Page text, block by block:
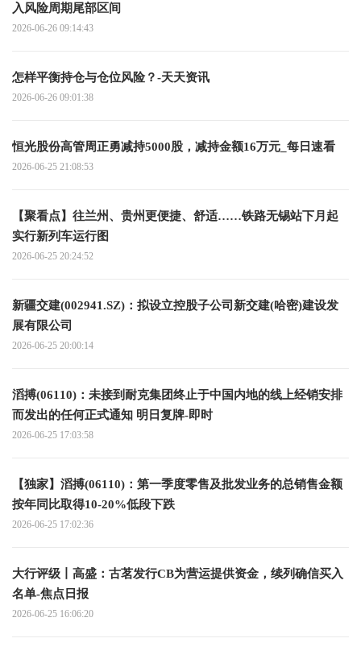
入风险周期尾部区间
2026-06-26 09:14:43
怎样平衡持仓与仓位风险？-天天资讯
2026-06-26 09:01:38
恒光股份高管周正勇减持5000股，减持金额16万元_每日速看
2026-06-25 21:08:53
【聚看点】往兰州、贵州更便捷、舒适……铁路无锡站下月起
实行新列车运行图
2026-06-25 20:24:52
新疆交建(002941.SZ)：拟设立控股子公司新交建(哈密)建设发
展有限公司
2026-06-25 20:00:14
滔搏(06110)：未接到耐克集团终止于中国内地的线上经销安排
而发出的任何正式通知 明日复牌-即时
2026-06-25 17:03:58
【独家】滔搏(06110)：第一季度零售及批发业务的总销售金额
按年同比取得10-20%低段下跌
2026-06-25 17:02:36
大行评级丨高盛：古茗发行CB为营运提供资金，续列确信买入
名单-焦点日报
2026-06-25 16:06:20